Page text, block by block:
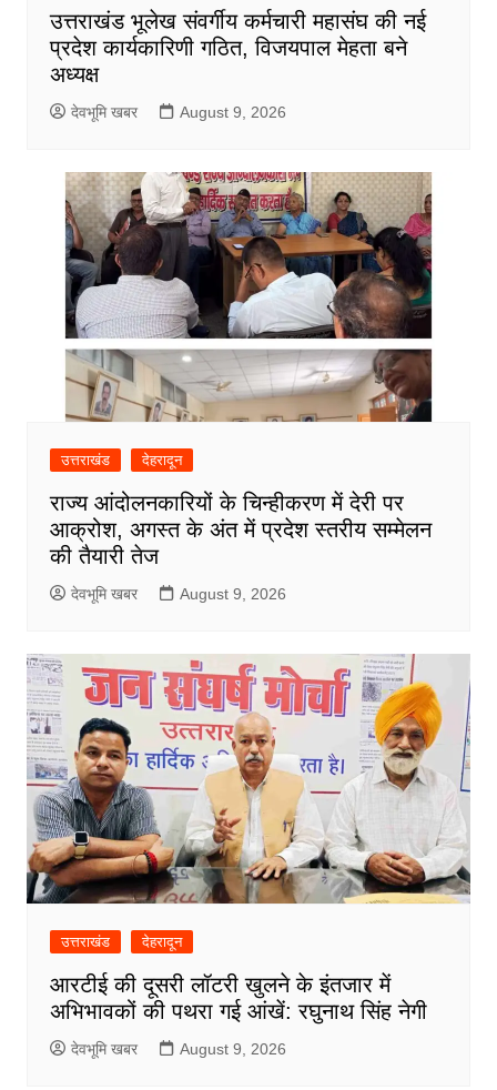
उत्तराखंड भूलेख संवर्गीय कर्मचारी महासंघ की नई
प्रदेश कार्यकारिणी गठित, विजयपाल मेहता बने
अध्यक्ष
देवभूमि खबर August 9, 2026
उत्तराखंड देहरादून
राज्य आंदोलनकारियों के चिन्हीकरण में देरी पर
आक्रोश, अगस्त के अंत में प्रदेश स्तरीय सम्मेलन
की तैयारी तेज
देवभूमि खबर August 9, 2026
उत्तराखंड देहरादून
आरटीई की दूसरी लॉटरी खुलने के इंतजार में
अभिभावकों की पथरा गई आंखें: रघुनाथ सिंह नेगी
देवभूमि खबर August 9, 2026